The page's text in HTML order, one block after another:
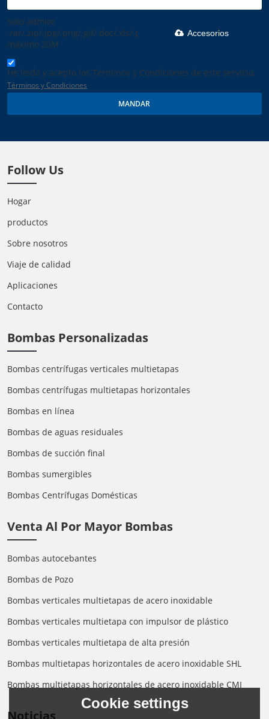
Solo admite
.rar/.zip/.jpg/.png/.gif/.doc/.xls/.pdf,
máximo 20M
Accesorios
He leido y acepto los Términos y Condiciones de este servicio,
Términos y Condiciones
MANDAR
Follow Us
Hogar
productos
Sobre nosotros
Viaje de calidad
Aplicaciones
Contacto
Bombas Personalizadas
Bombas centrífugas verticales multietapas
Bombas centrífugas multietapas horizontales
Bombas en línea
Bombas de aguas residuales
Bombas de succión final
Bombas sumergibles
Bombas Centrífugas Domésticas
Venta Al Por Mayor Bombas
Bombas autocebantes
Bombas de Pozo
Bombas verticales multietapas de acero inoxidable
Bombas verticales multietapa con impulsor de plástico
Bombas verticales multietapa de alta presión
Bombas multietapas horizontales de acero inoxidable SHL
Bombas multietapas horizontales de acero inoxidable CMI
Noticias
Cookie settings